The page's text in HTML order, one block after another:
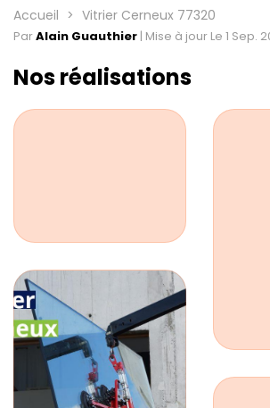
Accueil Vitrier Cerneux 77320
ParAlain Guauthier | Mise à jour Le 1 Sep.
Nos réalisations